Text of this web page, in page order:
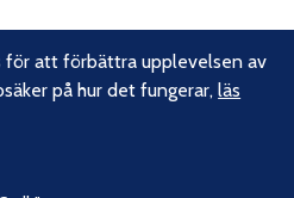
för att förbättra upplevelsen av
på hur det fungerar,läs